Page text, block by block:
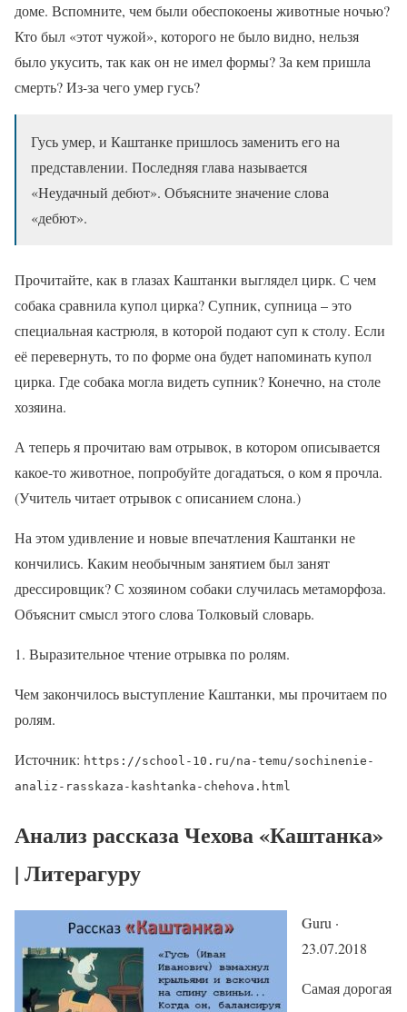
доме. Вспомните, чем были обеспокоены животные ночью?
Кто был «этот чужой», которого не было видно, нельзя
было укусить, так как он не имел формы? За кем пришла
смерть? Из-за чего умер гусь?
Гусь умер, и Каштанке пришлось заменить его на
представлении. Последняя глава называется
«Неудачный дебют». Объясните значение слова
«дебют».
Прочитайте, как в глазах Каштанки выглядел цирк. С чем
собака сравнила купол цирка? Супник, супница – это
специальная кастрюля, в которой подают суп к столу. Если
её перевернуть, то по форме она будет напоминать купол
цирка. Где собака могла видеть супник? Конечно, на столе
хозяина.
А теперь я прочитаю вам отрывок, в котором описывается
какое-то животное, попробуйте догадаться, о ком я прочла.
(Учитель читает отрывок с описанием слона.)
На этом удивление и новые впечатления Каштанки не
кончились. Каким необычным занятием был занят
дрессировщик? С хозяином собаки случилась метаморфоза.
Объяснит смысл этого слова Толковый словарь.
Выразительное чтение отрывка по ролям.
Чем закончилось выступление Каштанки, мы прочитаем по
ролям.
Источник: https://school-10.ru/na-temu/sochinenie-
analiz-rasskaza-kashtanka-chehova.html
Анализ рассказа Чехова «Каштанка»
| Литерагуру
Guru ·
23.07.2018
Самая дорогая